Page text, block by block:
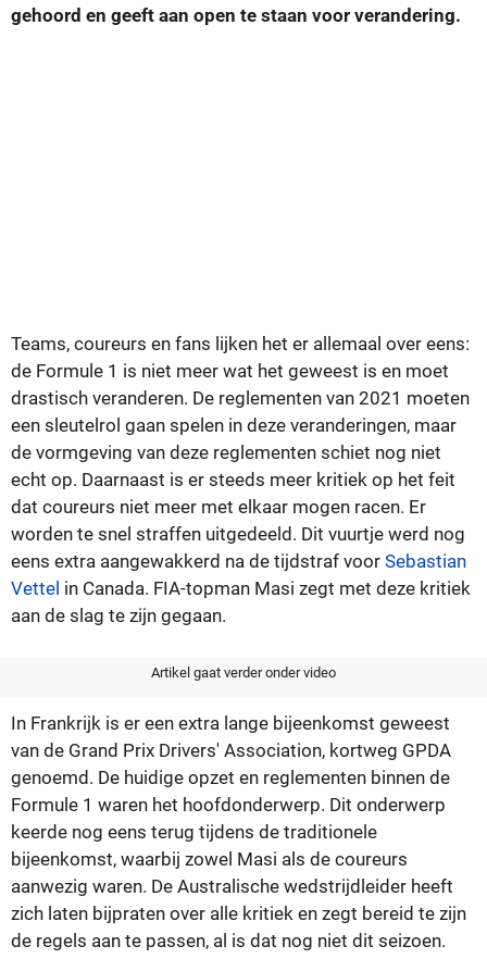
gehoord en geeft aan open te staan voor verandering.
Teams, coureurs en fans lijken het er allemaal over eens:
de Formule 1 is niet meer wat het geweest is en moet
drastisch veranderen. De reglementen van 2021 moeten
een sleutelrol gaan spelen in deze veranderingen, maar
de vormgeving van deze reglementen schiet nog niet
echt op. Daarnaast is er steeds meer kritiek op het feit
dat coureurs niet meer met elkaar mogen racen. Er
worden te snel straffen uitgedeeld. Dit vuurtje werd nog
eens extra aangewakkerd na de tijdstraf voor Sebastian
Vettel in Canada. FIA-topman Masi zegt met deze kritiek
aan de slag te zijn gegaan.
Artikel gaat verder onder video
In Frankrijk is er een extra lange bijeenkomst geweest
van de Grand Prix Drivers' Association, kortweg GPDA
genoemd. De huidige opzet en reglementen binnen de
Formule 1 waren het hoofdonderwerp. Dit onderwerp
keerde nog eens terug tijdens de traditionele
bijeenkomst, waarbij zowel Masi als de coureurs
aanwezig waren. De Australische wedstrijdleider heeft
zich laten bijpraten over alle kritiek en zegt bereid te zijn
de regels aan te passen, al is dat nog niet dit seizoen.